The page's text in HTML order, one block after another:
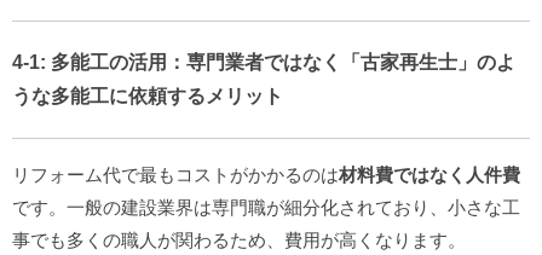
4-1: 多能工の活用 ：専門業者ではなく「古家再生士」のよ
うな多能工に依頼するメリット
リフォーム代で最もコストがかかるのは材料費ではなく人件費
です。一般の建設業界は専門職が細分化されており、小さな工
事でも多くの職人が関わるため、費用が高くなります。